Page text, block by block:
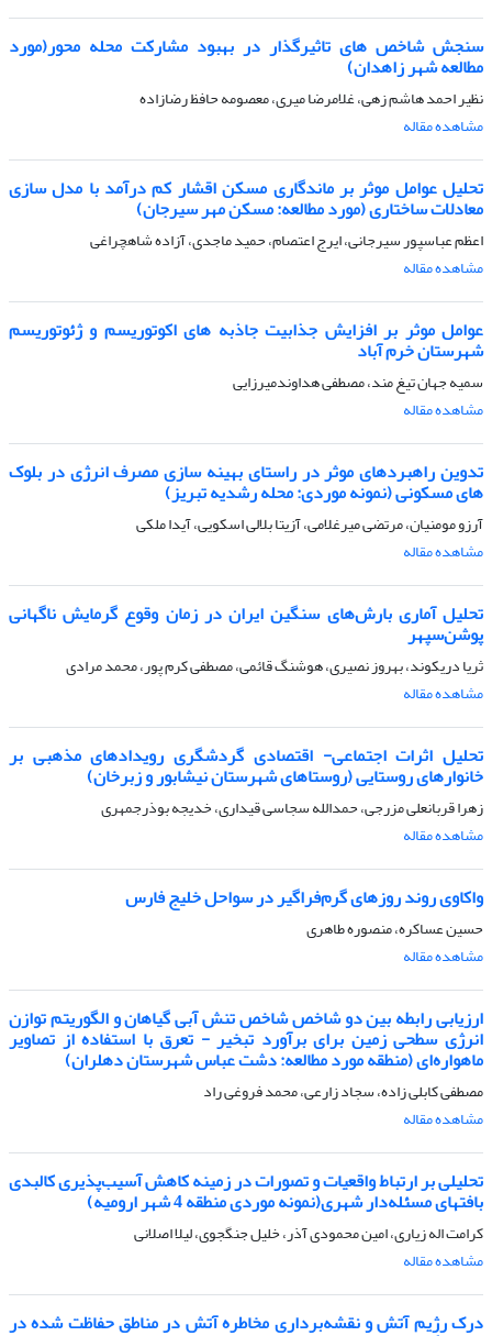
سنجش شاخص های تاثیرگذار در بهبود مشارکت محله محور(مورد
مطالعه شهر زاهدان)
نظیر احمد هاشم زهی، غلامرضا میری، معصومه حافظ رضازاده
مشاهده مقاله
تحلیل عوامل موثر بر ماندگاری مسکن اقشار کم درآمد با مدل سازی
معادلات ساختاری (مورد مطالعه: مسکن مهر سیرجان)
اعظم عباسپور سیرجانی، ایرج اعتصام، حمید ماجدی، آزاده شاهچراغی
مشاهده مقاله
عوامل موثر بر افزایش جذابیت جاذبه های اکوتوریسم و ژئوتوریسم
شهرستان خرم آباد
سمیه جهان تیغ مند، مصطفی هداوندمیرزایی
مشاهده مقاله
تدوین راهبردهای موثر در راستای بهینه سازی مصرف انرژی در بلوک
های مسکونی (نمونه موردی: محله رشدیه تبریز)
آرزو مومنیان، مرتضی میرغلامی، آزیتا بلالی اسکویی، آیدا ملکی
مشاهده مقاله
تحلیل آماری بارش‌های سنگین ایران در زمان وقوع گرمایش ناگهانی
پوشن‌سپهر
ثریا دریکوند، بهروز نصیری، هوشنگ قائمی، مصطفی کرم پور، محمد مرادی
مشاهده مقاله
تحلیل اثرات اجتماعی- اقتصادی گردشگری رویدادهای مذهبی بر
خانوارهای روستایی (روستاهای شهرستان نیشابور و زبرخان)
زهرا قربانعلی مزرجی، حمدالله سجاسی قیداری، خدیجه بوذرجمهری
مشاهده مقاله
واکاوی روند روزهای گرم‌فراگیر در سواحل خلیج فارس
حسین عساکره، منصوره طاهری
مشاهده مقاله
ارزیابی رابطه بین دو شاخص شاخص تنش آبی گیاهان و الگوریتم توازن
انرژی سطحی زمین برای برآورد تبخیر - تعرق با استفاده از تصاویر
ماهواره‌ای (منطقه مورد مطالعه: دشت عباس شهرستان دهلران)
مصطفی کابلی زاده، سجاد زارعی، محمد فروغی راد
مشاهده مقاله
تحلیلی بر ارتباط واقعیات و تصورات در زمینه کاهش آسیب‌پذیری کالبدی
بافتهای مسئله‌دار شهری(نمونه موردی منطقه 4 شهر ارومیه)
کرامت اله زیاری، امین محمودی آذر، خلیل جنگجوی، لیلا اصلانی
مشاهده مقاله
درک رژیم آتش و نقشه‌برداری مخاطره آتش در مناطق حفاظت شده در